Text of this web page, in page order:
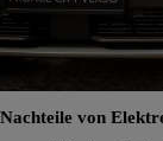
Nachteile von